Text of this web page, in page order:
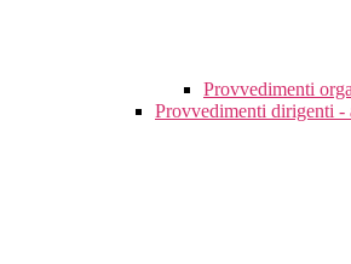
Provvedimenti
Provvedimenti dirigenti -